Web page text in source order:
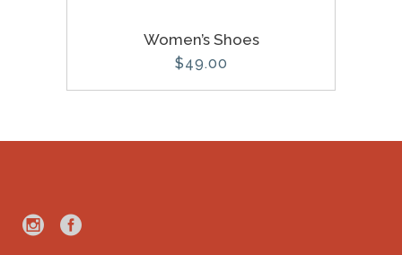
Women’s Shoes
$49.00